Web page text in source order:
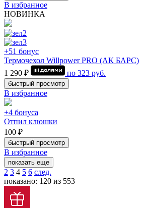
В избранное
НОВИНКА
+51 бонус
Термочехол Willpower PRO (АК БАРС)
1 290 ₽
по 323 руб.
быстрый просмотр
В избранное
+4 бонуса
Отпил клюшки
100 ₽
быстрый просмотр
В избранное
показать еще
2 3 4 5 6 след.
показано: 120 из 553